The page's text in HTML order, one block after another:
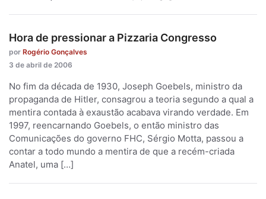
Hora de pressionar a Pizzaria Congresso
por Rogério Gonçalves
3 de abril de 2006
No fim da década de 1930, Joseph Goebels, ministro da
propaganda de Hitler, consagrou a teoria segundo a qual a
mentira contada à exaustão acabava virando verdade. Em
1997, reencarnando Goebels, o então ministro das
Comunicações do governo FHC, Sérgio Motta, passou a
contar a todo mundo a mentira de que a recém-criada
Anatel, uma […]